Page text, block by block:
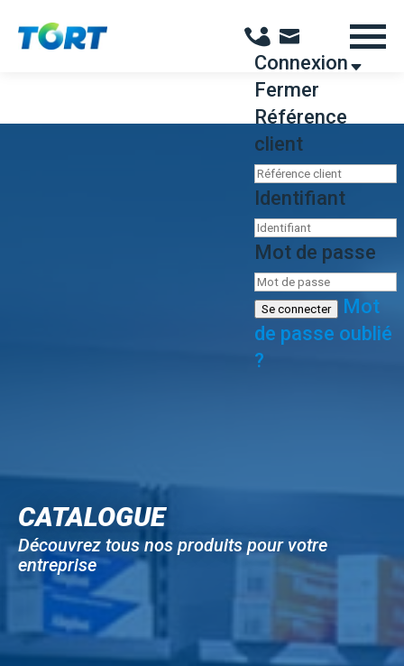
Connexion
Fermer
Référence
client
Identifiant
Mot de passe
Se connecter
Mot
de passe oublié
?
CATALOGUE
Découvrez tous nos produits pour votre
entreprise